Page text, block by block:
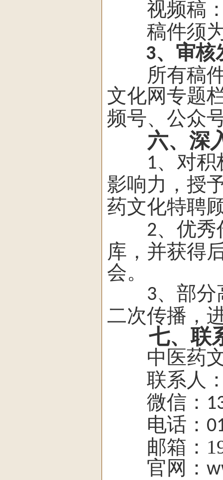
视频稿：
稿件须为
3、审核
所有稿件
文化网专题
频号、公众
六、深
1、对
影响力，授
药文化特聘
2、优
库，并获得
会。
3、部
二次传播，
七、联
中医药文
联系人：
微信：
电话：
邮箱：
官网：